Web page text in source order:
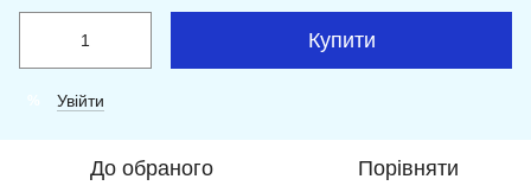
Купити
Увійти
До обраного Порівняти